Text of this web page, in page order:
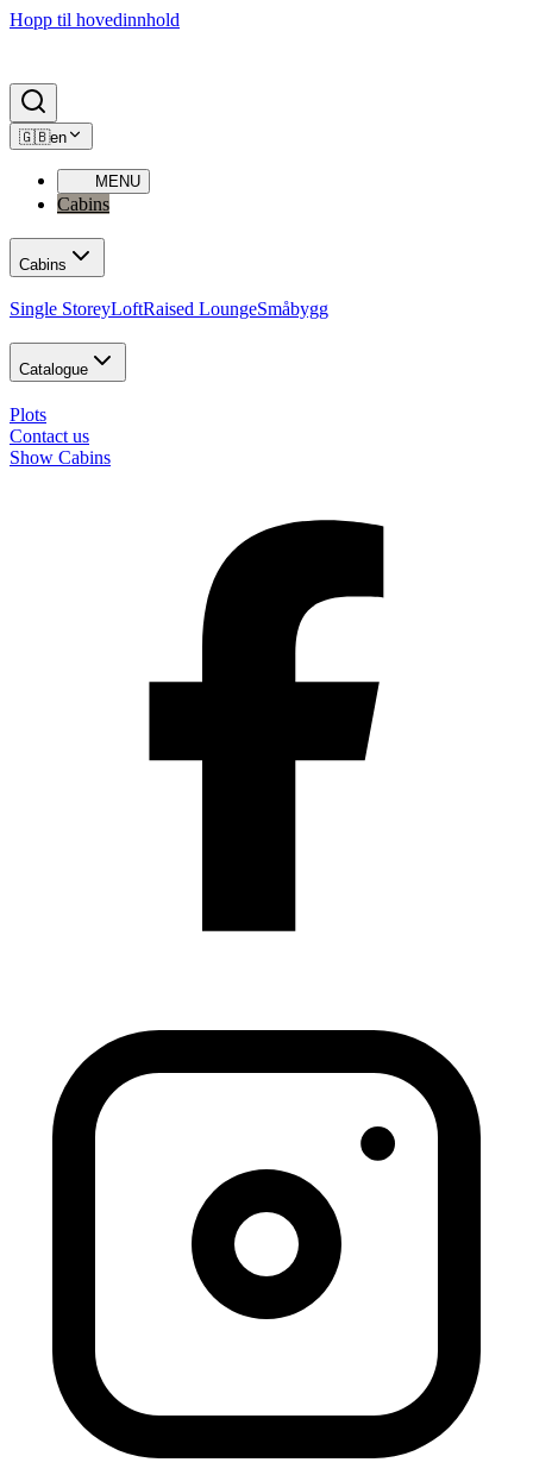
Hopp til hovedinnhold
🇬🇧en
MENU
Cabins
Cabins
Single StoreyLoftRaised LoungeSmåbygg
Catalogue
Plots
Contact us
Show Cabins